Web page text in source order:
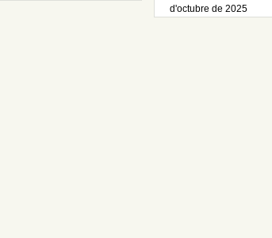
d'octubre de 2025